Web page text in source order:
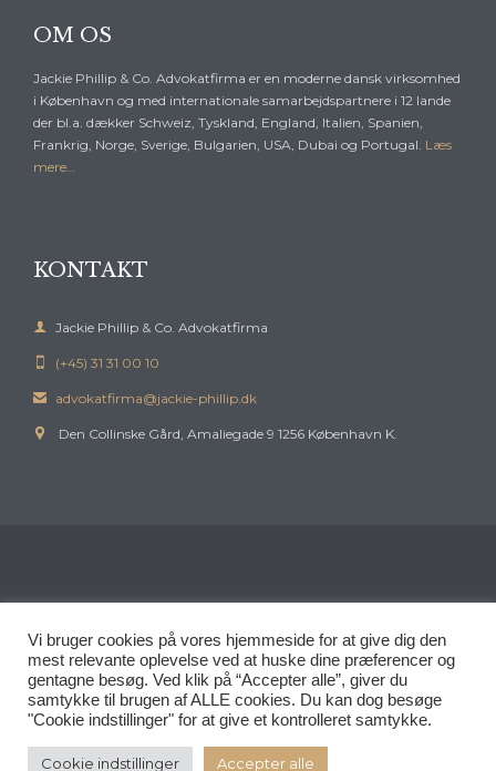
OM OS
Jackie Phillip & Co. Advokatfirma er en moderne dansk virksomhed
i København og med internationale samarbejdspartnere i 12 lande
der bl.a. dækker Schweiz, Tyskland, England, Italien, Spanien,
Frankrig, Norge, Sverige, Bulgarien, USA, Dubai og Portugal. Læs
mere…
KONTAKT
 Jackie Phillip & Co. Advokatfirma
 (+45) 31 31 00 10
 advokatfirma@jackie-phillip.dk
 Den Collinske Gård, Amaliegade 9 1256 København K.
Vi bruger cookies på vores hjemmeside for at give dig den
mest relevante oplevelse ved at huske dine præferencer og
gentagne besøg. Ved klik på “Accepter alle”, giver du
samtykke til brugen af ​​ALLE cookies. Du kan dog besøge
"Cookie indstillinger" for at give et kontrolleret samtykke.
Cookie indstillinger Accepter alle